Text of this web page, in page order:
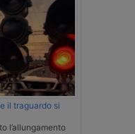
il traguardo si
l’allungamento